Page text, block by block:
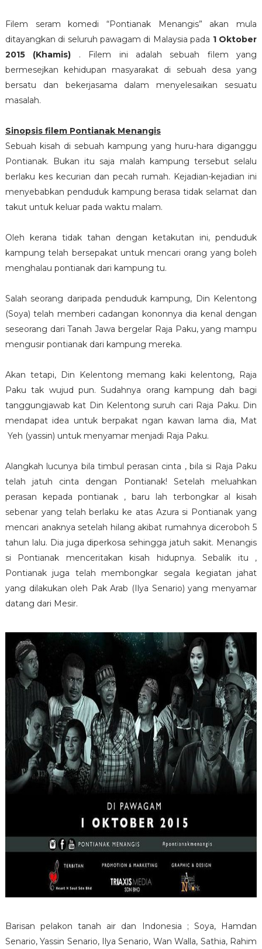
Filem seram komedi “Pontianak Menangis” akan mula
ditayangkan di seluruh pawagam di Malaysia pada 1 Oktober
2015 (Khamis) . Filem ini adalah sebuah filem yang
bermesejkan kehidupan masyarakat di sebuah desa yang
bersatu dan bekerjasama dalam menyelesaikan sesuatu
masalah.
Sinopsis filem Pontianak Menangis
Sebuah kisah di sebuah kampung yang huru-hara diganggu
Pontianak. Bukan itu saja malah kampung tersebut selalu
berlaku kes kecurian dan pecah rumah. Kejadian-kejadian ini
menyebabkan penduduk kampung berasa tidak selamat dan
takut untuk keluar pada waktu malam.
Oleh kerana tidak tahan dengan ketakutan ini, penduduk
kampung telah bersepakat untuk mencari orang yang boleh
menghalau pontianak dari kampung tu.
Salah seorang daripada penduduk kampung, Din Kelentong
(Soya) telah memberi cadangan kononnya dia kenal dengan
seseorang dari Tanah Jawa bergelar Raja Paku, yang mampu
mengusir pontianak dari kampung mereka.
Akan tetapi, Din Kelentong memang kaki kelentong, Raja
Paku tak wujud pun. Sudahnya orang kampung dah bagi
tanggungjawab kat Din Kelentong suruh cari Raja Paku. Din
mendapat idea untuk berpakat ngan kawan lama dia, Mat
Yeh (yassin) untuk menyamar menjadi Raja Paku.
Alangkah lucunya bila timbul perasan cinta , bila si Raja Paku
telah jatuh cinta dengan Pontianak! Setelah meluahkan
perasan kepada pontianak , baru lah terbongkar al kisah
sebenar yang telah berlaku ke atas Azura si Pontianak yang
mencari anaknya setelah hilang akibat rumahnya diceroboh 5
tahun lalu. Dia juga diperkosa sehingga jatuh sakit. Menangis
si Pontianak menceritakan kisah hidupnya. Sebalik itu ,
Pontianak juga telah membongkar segala kegiatan jahat
yang dilakukan oleh Pak Arab (Ilya Senario) yang menyamar
datang dari Mesir.
Barisan pelakon tanah air dan Indonesia ; Soya, Hamdan
Senario, Yassin Senario, Ilya Senario, Wan Walla, Sathia, Rahim